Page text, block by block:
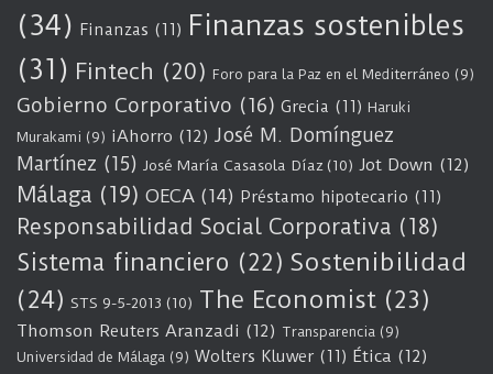
(34) Finanzas (11) Finanzas sostenibles
(31) Fintech (20) Foro para la Paz en el Mediterráneo (9)
Gobierno Corporativo (16) Grecia (11) Haruki
Murakami (9) iAhorro (12) José M. Domínguez
Martínez (15) José María Casasola Díaz (10) Jot Down (12)
Málaga (19) OECA (14) Préstamo hipotecario (11)
Responsabilidad Social Corporativa (18)
Sistema financiero (22) Sostenibilidad
(24) STS 9-5-2013 (10) The Economist (23)
Thomson Reuters Aranzadi (12) Transparencia (9)
Universidad de Málaga (9) Wolters Kluwer (11) Ética (12)